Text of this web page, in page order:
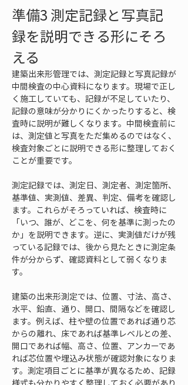
準備3 測定記録と写真記
録を説明できる形にそろ
える
建築出来形管理では、測定記録と写真記録が
中間検査の中心資料になります。現場で正し
く施工していても、記録が不足していたり、
記録の意味が分かりにくかったりすると、検
査時に説明が難しくなります。中間検査前に
は、測定値と写真をただ集めるのではなく、
検査対象ごとに説明できる形に整理しておく
ことが重要です。
測定記録では、測定日、測定者、測定箇所、
基準値、実測値、差異、判定、備考を確認し
ます。これらがそろっていれば、検査時に
「いつ、誰が、どこを、何を基準に測ったの
か」を説明できます。逆に、実測値だけが残
っている記録では、後から見たときに測定条
件が分からず、確認資料として弱くなりま
す。
建築の出来形測定では、位置、寸法、高さ、
水平、鉛直、通り、開口、間隔などを確認し
ます。例えば、柱や壁の位置であれば通り芯
からの離れ、床であれば基準レベルとの差、
開口であれば幅、高さ、位置、アンカーであ
れば芯位置や埋込み状態が確認対象になりま
す。測定項目ごとに基準が異なるため、記録
様式も分かりやすく整理しておく必要があり